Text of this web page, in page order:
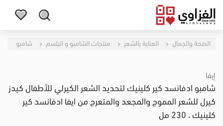
الصحة والجمال العناية بالشعر منتجات الشامبو و البلسم شامبو
إيفا
شامبو ادفانسد كير كلينيك لتحديد الشعر الكيرلي للأطفال كيدز
كيرل للشعر المموج والمجعد والمتعرج من ايفا ادفانسد كير
كلينيك ، 230 مل